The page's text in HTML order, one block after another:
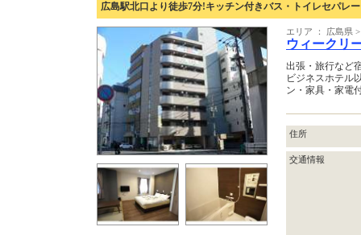
広島駅北口より徒歩7分!キッチン付きバス・トイレセパレ
エリア ： 広島県
ウィークリ
出張・旅行など
ビジネスホテル
ン・家具・家電
住所
交通情報